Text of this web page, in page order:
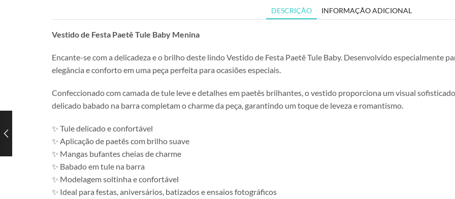
DESCRIÇÃO INFORMAÇÃO ADICIONAL
Vestido de Festa Paetê Tule Baby Menina
Encante-se com a delicadeza e o brilho deste lindo Vestido de Festa Paetê Tule Baby. Desenvolvido especialmente
elegância e conforto em uma peça perfeita para ocasiões especiais.
Confeccionado com camada de tule leve e detalhes em paetês brilhantes, o vestido proporciona um visual
delicado babado na barra completam o charme da peça, garantindo um toque de leveza e romantismo.
✨ Tule delicado e confortável
✨ Aplicação de paetês com brilho suave
✨ Mangas bufantes cheias de charme
✨ Babado em tule na barra
✨ Modelagem soltinha e confortável
✨ Ideal para festas, aniversários, batizados e ensaios fotográficos